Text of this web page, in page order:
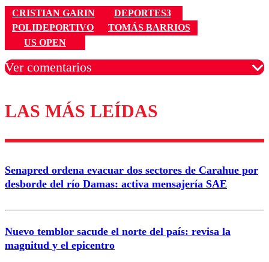
CRISTIAN GARIN
DEPORTES3
POLIDEPORTIVO
TOMÁS BARRIOS
US OPEN
Ver comentarios
Los comentarios son moderados para garantizar un
diálogo respetuoso.
Correo
LAS MÁS LEÍDAS
Senapred ordena evacuar dos sectores de Carahue por
desborde del río Damas: activa mensajería SAE
Nuevo temblor sacude el norte del país: revisa la
magnitud y el epicentro